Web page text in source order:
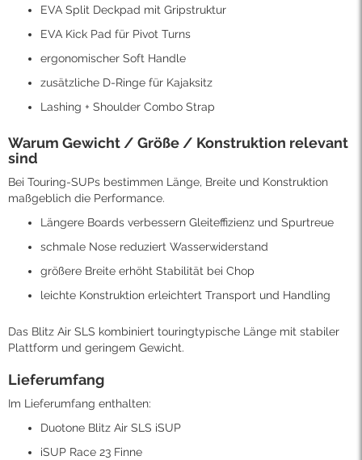
EVA Split Deckpad mit Gripstruktur
EVA Kick Pad für Pivot Turns
ergonomischer Soft Handle
zusätzliche D-Ringe für Kajaksitz
Lashing + Shoulder Combo Strap
Warum Gewicht / Größe / Konstruktion relevant
sind
Bei Touring-SUPs bestimmen Länge, Breite und Konstruktion
maßgeblich die Performance.
Längere Boards verbessern Gleiteffizienz und Spurtreue
schmale Nose reduziert Wasserwiderstand
größere Breite erhöht Stabilität bei Chop
leichte Konstruktion erleichtert Transport und Handling
Das Blitz Air SLS kombiniert touringtypische Länge mit stabiler
Plattform und geringem Gewicht.
Lieferumfang
Im Lieferumfang enthalten:
Duotone Blitz Air SLS iSUP
iSUP Race 23 Finne